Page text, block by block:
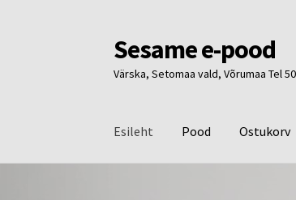
Liigu
navigeerimisele
Liigu
sisu
juurde
Sesame e-pood
Värska, Setomaa vald, Võrumaa Tel
Esileht Pood Ostukorv